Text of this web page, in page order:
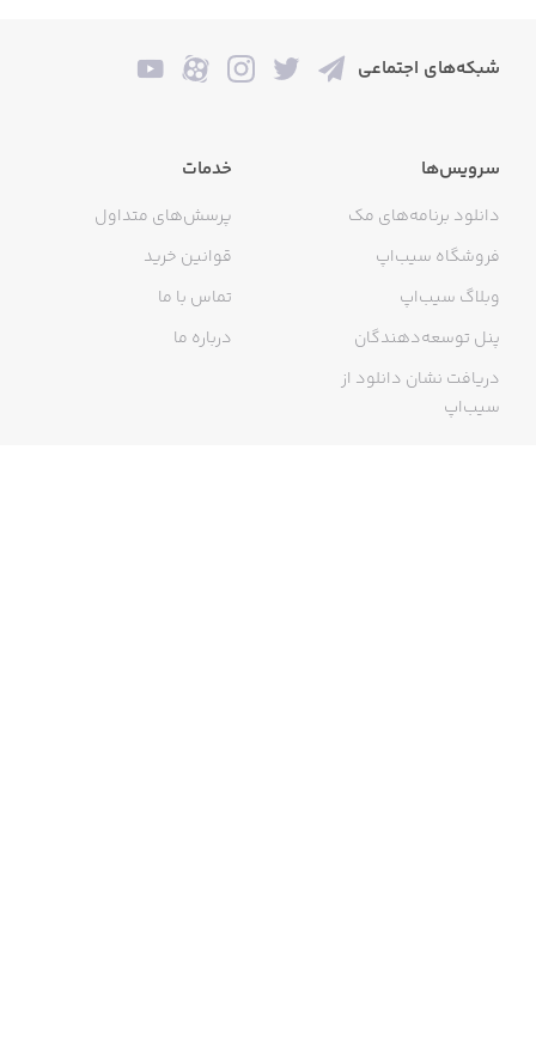
شبکه‌های اجتماعی
سرویس‌ها
دانلود برنامه‌های مک
فروشگاه سیب‌اپ
وبلاگ سیب‌اپ
پنل توسعه‌دهندگان
دریافت نشان دانلود از
سیب‌اپ
خدمات
پرسش‌های متداول
قوانین خرید
تماس با ما
درباره ما